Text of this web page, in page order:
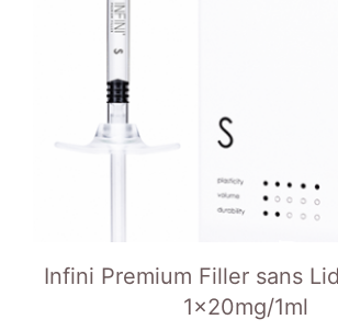
Infini Premium Filler sans
1x20mg/1ml